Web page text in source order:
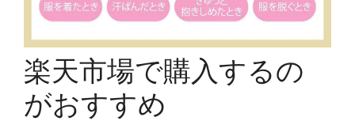
楽天市場で購入するの
がおすすめ